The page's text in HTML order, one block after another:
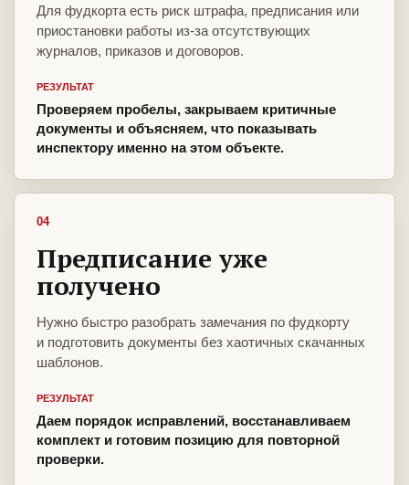
Для фудкорта есть риск штрафа, предписания или
приостановки работы из-за отсутствующих
журналов, приказов и договоров.
РЕЗУЛЬТАТ
Проверяем пробелы, закрываем критичные
документы и объясняем, что показывать
инспектору именно на этом объекте.
04
Предписание уже
получено
Нужно быстро разобрать замечания по фудкорту
и подготовить документы без хаотичных скачанных
шаблонов.
РЕЗУЛЬТАТ
Даем порядок исправлений, восстанавливаем
комплект и готовим позицию для повторной
проверки.